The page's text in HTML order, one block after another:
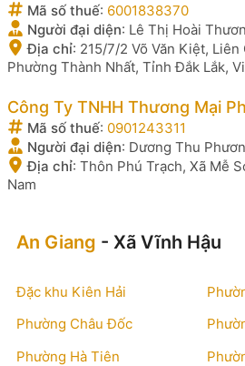
Mã số thuế: 6001838370
Người đại diện: Lê Thị Hoài
Địa chỉ: 215/7/2 Võ Văn Kiệt, Liên
Phường Thành Nhất, Tỉnh Đắk Lắk,
Công Ty TNHH Thương Mại
Mã số thuế: 0901243311
Người đại diện: Dương Thu
Địa chỉ: Thôn Phú Trạch, Xã Mễ
Nam
An Giang - Xã Vĩnh Hậu
Đặc khu Kiên Hải
Phường Châu Đốc
Phường Hà Tiên